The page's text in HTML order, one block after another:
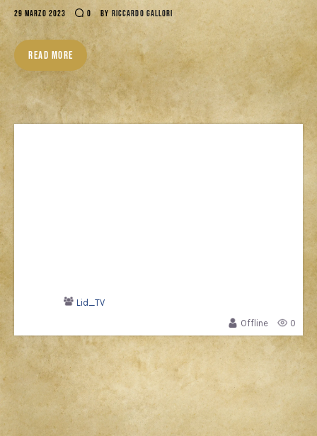
29 MARZO 2023 0 BY RICCARDO GALLORI
READ MORE
Lid_TV
Offline
0